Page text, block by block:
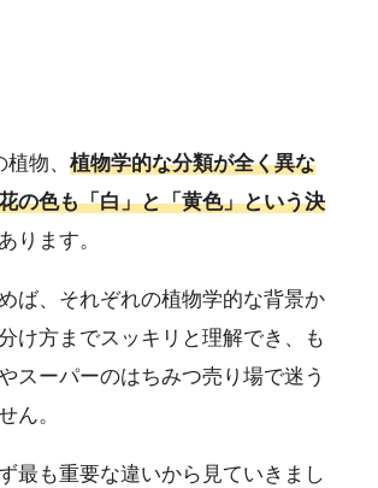
物、 植物学的な分類が全く異な
の色も「白」と「黄色」という決
ります。
ば、それぞれの植物学的な背景か
け方までスッキリと理解でき、も
スーパーのはちみつ売り場で迷う
ん。
最も重要な違いから見ていきまし